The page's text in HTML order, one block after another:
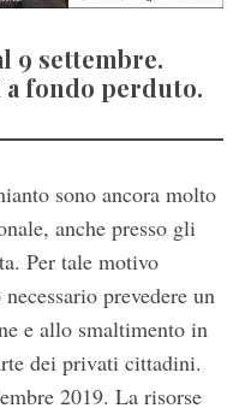
9 settembre.
fondo perduto.
sono ancora molto
anche presso gli
Per tale motivo
prevedere un
e allo smaltimento in
dei privati cittadini.
2019. La risorse